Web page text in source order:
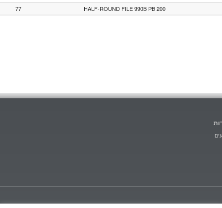
HALF-ROUND FILE 990B PB 200
77